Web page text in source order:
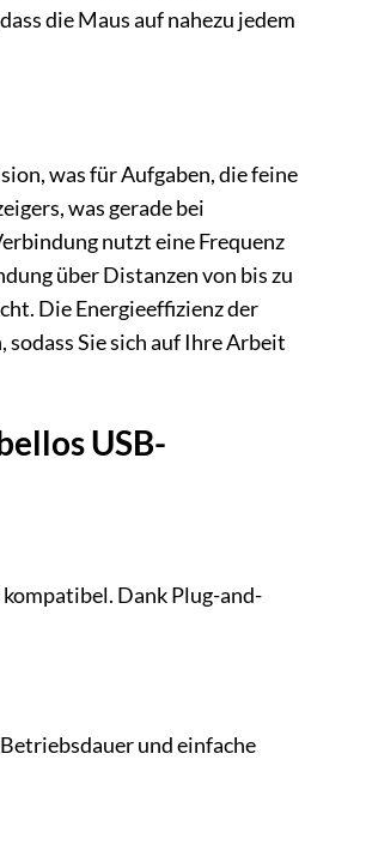
die Maus auf nahezu jedem
was für Aufgaben, die feine
was gerade bei
nutzt eine Frequenz
über Distanzen von bis zu
Die Energieeffizienz der
Sie sich auf Ihre Arbeit
USB-
Dank Plug-and-
und einfache